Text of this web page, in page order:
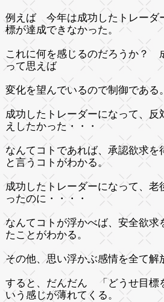
例えば 今年は成功したトレーダ
標が達成できなかった。
これに何を感じるのだろうか？
って思えば
変化を望んでいるので制御であ
成功したトレーダーになって、反
えしたかった・・・
なんてコトであれば、承認欲求を
と言うコトがわかる。
成功したトレーダーになって、老
ったのに・・・・
なんてコトが浮かべば、安全欲求
たことがわかる。
その他、思い浮かぶ感情を全て解
すると、だんだん 「どうせ目標
いう感じが薄れてくる。